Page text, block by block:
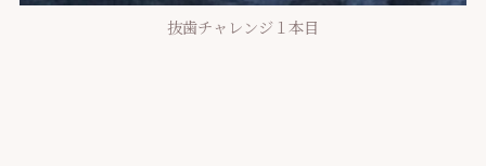
抜歯チャレンジ１本目